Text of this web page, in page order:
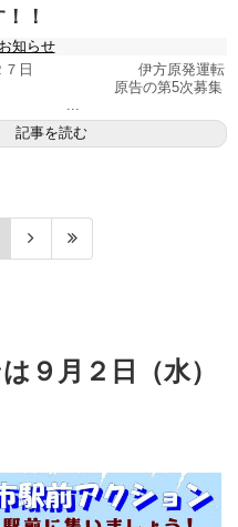
！
お知らせ
月２７日 伊方原発運転
訴） 原告の第5次募集
...
記事を読む
９月２日（水）